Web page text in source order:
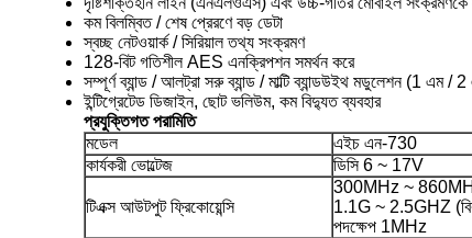
কম বিলম্বিত / শেষ প্রেরণে বড় ডেটা
স্বচ্ছ নেটওয়ার্ক / সিরিয়াল তথ্য সংক্রমণ
128-বিট গতিশীল AES এনক্রিপশন সমর্থন করে
সম্পূর্ণ ব্যান্ড / আলট্রা সরু ব্যান্ড / মাল্টি ব্যান্ডউইথ মডুলেশন (1
ইন্টিগ্রেটেড ডিজাইন, ছোট ভলিউম, কম বিদ্যুত ব্যবহার
প্রযুক্তিগত পরামিতি
মডেল
এইচ এন-730
কার্যকরী ভোল্টেজ
ডিসি 6 ~ 17V
টিএক্স আউটপুট ফ্রিকোয়েন্সি
300MHz ~
1.1G ~ 2.5GHZ
পদক্ষেপ 1MHz